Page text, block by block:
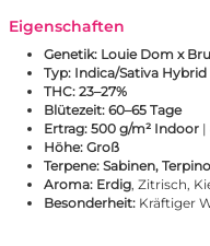
Eigenschaften
Genetik: Louie Dom x
Typ: Indica/Sativa Hybrid
THC: 23–27%
Blütezeit: 60–65 Tage
Ertrag: 500 g/m² Indoor |
Höhe: Groß
Terpene: Sabinen,
Aroma: Erdig, Zitrisch,
Besonderheit: Kräftiger